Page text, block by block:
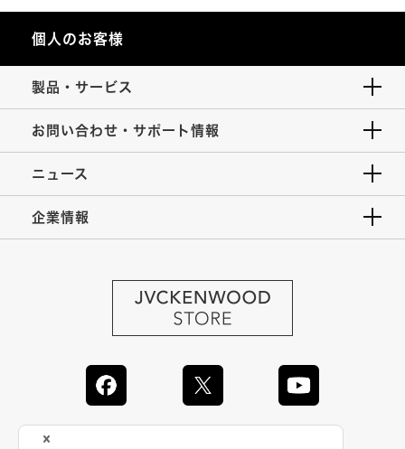
個人のお客様
製品・サービス
お問い合わせ・サポート情報
ニュース
企業情報